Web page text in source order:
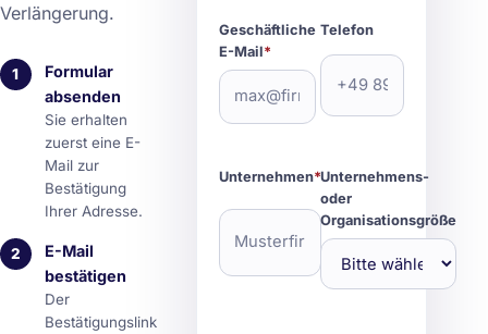
Verlängerung.
1
Formular
absenden
Sie erhalten
zuerst eine E-
Mail zur
Bestätigung
Ihrer Adresse.
2
E-Mail
bestätigen
Der
Bestätigungslink
Geschäftliche
E-Mail*
Telefon
Unternehmen*Unternehmens-
oder
Organisationsgröße